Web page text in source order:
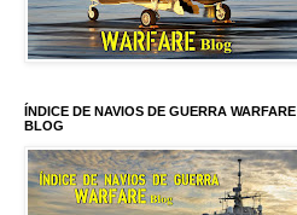
ÍNDICE DE NAVIOS DE GUERRA WARFARE
BLOG